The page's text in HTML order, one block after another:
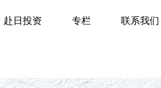
赴日投资 专栏 联系我们